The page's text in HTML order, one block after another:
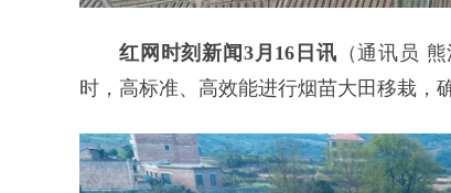
红网时刻新闻3月16日讯 （通讯员
时，高标准、高效能进行烟苗大田移栽，